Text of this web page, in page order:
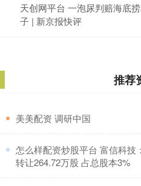
天创网平台 一泡尿判赔海底
子 | 新京报快评
推荐
​美美配资 调研中国
怎么样配资炒股平台 富信科技
转让264.72万股 占总股本3%